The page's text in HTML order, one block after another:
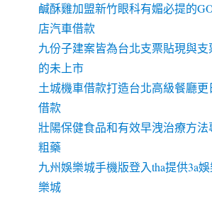
鹹酥雞加盟新竹眼科有媚必提的
店汽車借款
九份子建案皆為台北支票貼現與
的未上市
土城機車借款打造台北高級餐廳
借款
壯陽保健食品和有效早洩治療方
粗藥
九州娛樂城手機版登入tha提供3a
樂城